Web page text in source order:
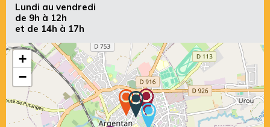
Lundi au vendredi
de 9h à 12h
et de 14h à 17h
+
−